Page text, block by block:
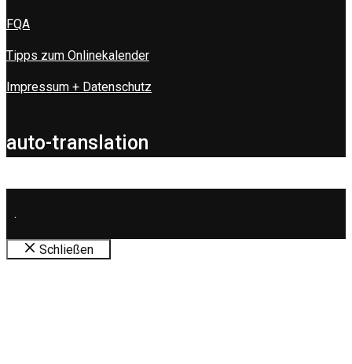
FQA
Tipps zum Onlinekalender
Impressum + Datenschutz
auto-translation
.
Schließen